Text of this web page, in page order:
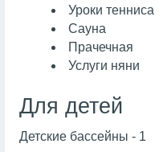
Уроки тенниса
Сауна
Прачечная
Услуги няни
Для детей
Детские бассейны - 1